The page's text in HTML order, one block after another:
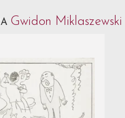
Gwidon Miklaszewski